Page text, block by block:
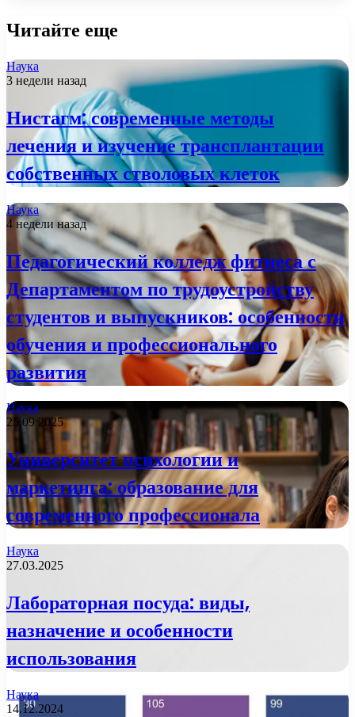
Читайте еще
Наука
3 недели назад
Нистагм: современные методы
лечения и изучение трансплантации
собственных стволовых клеток
Наука
4 недели назад
Педагогический колледж фитнеса с
Департаментом по трудоустройству
студентов и выпускников: особенности
обучения и профессионального
развития
Наука
25.09.2025
Университет психологии и
маркетинга: образование для
современного профессионала
Наука
27.03.2025
Лабораторная посуда: виды,
назначение и особенности
использования
Наука
14.12.2024